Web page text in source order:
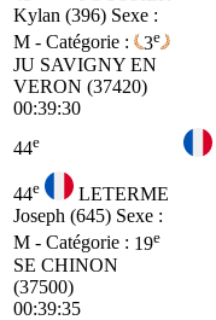
Kylan (396) Sexe :
M - Catégorie :
3e
JU SAVIGNY EN
VERON (37420)
00:39:30
44e
44e
LETERME
Joseph (645) Sexe :
M - Catégorie : 19e
SE CHINON
(37500)
00:39:35